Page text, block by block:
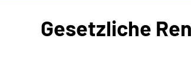
Gesetzliche